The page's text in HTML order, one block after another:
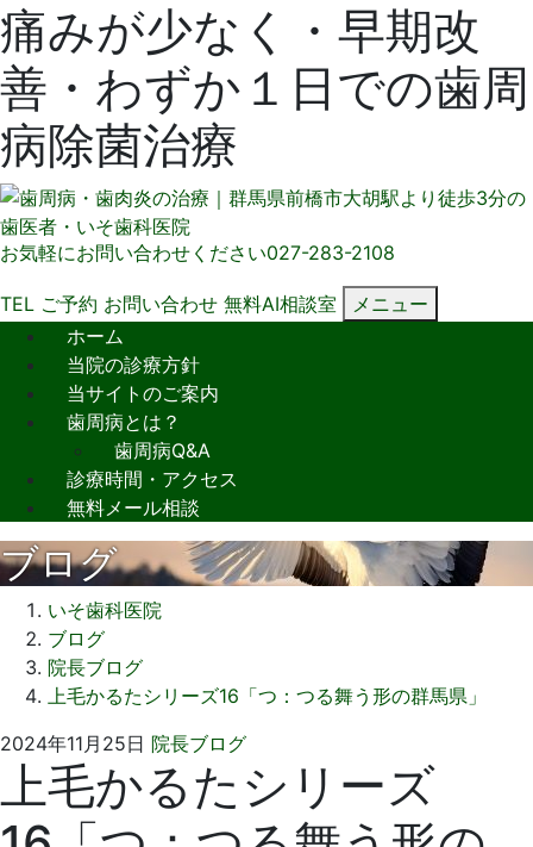
痛みが少なく・早期改
善・わずか１日での歯周
病除菌治療
お気軽にお問い合わせください027-283-2108
TEL ご予約 お問い合わせ 無料AI相談室
メニュー
ホーム
当院の診療方針
当サイトのご案内
歯周病とは？
歯周病Q&A
診療時間・アクセス
無料メール相談
ブログ
いそ歯科医院
ブログ
院長ブログ
上毛かるたシリーズ16「つ：つる舞う形の群馬県」
2024年11月25日 院長ブログ2024
年
11
月
い
そ
歯
科
上毛かるたシリーズ